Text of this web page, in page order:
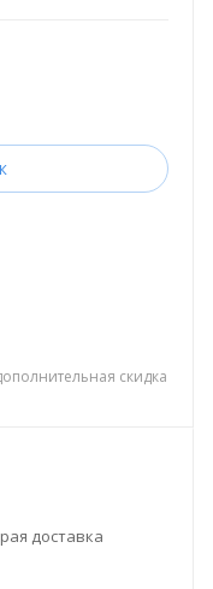
скидка
доставка